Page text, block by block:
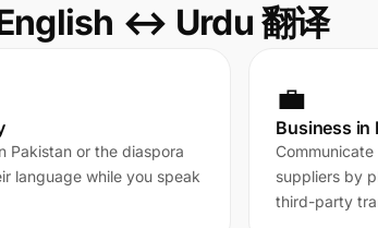
↔ Urdu 翻译
Pakistan or the diaspora
language while you speak
💼
Business in
suppliers by
third-party